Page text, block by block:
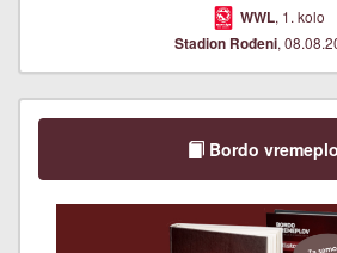
WWL, 1. kolo
Stadion Rođeni,
Bordo